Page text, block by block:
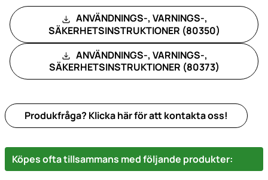
ANVÄNDNINGS-, VARNINGS-,
SÄKERHETSINSTRUKTIONER (80350)
ANVÄNDNINGS-, VARNINGS-,
SÄKERHETSINSTRUKTIONER (80373)
Produkfråga? Klicka här för att kontakta oss!
Köpes ofta tillsammans med följande produkter: